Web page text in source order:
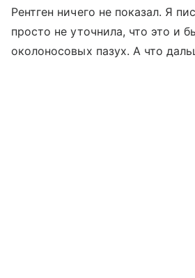
Рентген ничего не показал. Я
просто не уточнила, что это и
околоносовых пазух. А что